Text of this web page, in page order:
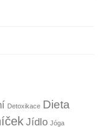
Detoxikace Dieta
Jídlo Jóga